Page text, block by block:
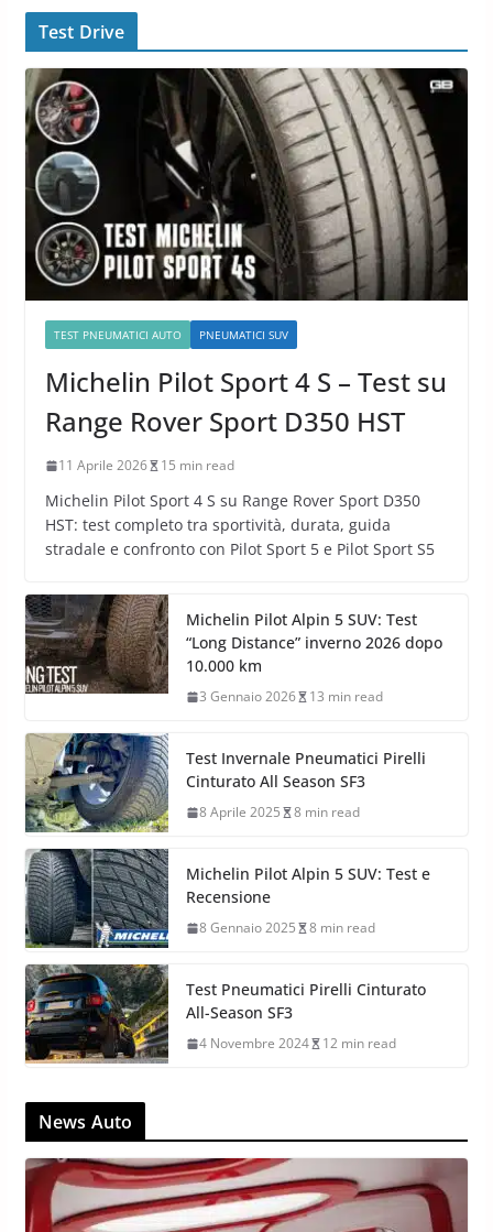
Test Drive
TEST PNEUMATICI AUTO PNEUMATICI SUV
Michelin Pilot Sport 4 S – Test su
Range Rover Sport D350 HST
11 Aprile 2026 15 min read
Michelin Pilot Sport 4 S su Range Rover Sport D350
HST: test completo tra sportività, durata, guida
stradale e confronto con Pilot Sport 5 e Pilot Sport S5
Michelin Pilot Alpin 5 SUV: Test
“Long Distance” inverno 2026 dopo
10.000 km
3 Gennaio 2026 13 min read
Test Invernale Pneumatici Pirelli
Cinturato All Season SF3
8 Aprile 2025 8 min read
Michelin Pilot Alpin 5 SUV: Test e
Recensione
8 Gennaio 2025 8 min read
Test Pneumatici Pirelli Cinturato
All-Season SF3
4 Novembre 2024 12 min read
News Auto